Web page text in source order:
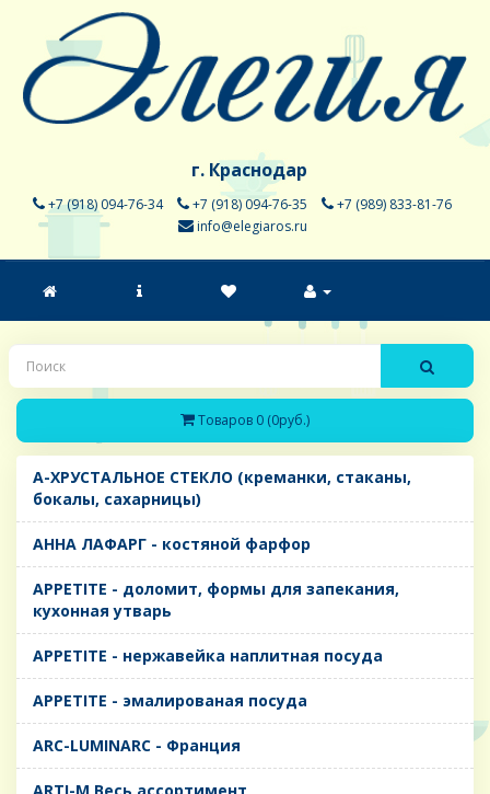
г. Краснодар
+7 (918) 094-76-34 +7 (918) 094-76-35
+7 (989) 833-81-76
info@elegiaros.ru
Товаров 0 (0руб.)
A-ХРУСТАЛЬНОЕ СТЕКЛО (креманки, стаканы,
бокалы, сахарницы)
AHHA ЛАФАРГ - костяной фарфор
APPETITE - доломит, формы для запекания,
кухонная утварь
APPETITE - нержавейка наплитная посуда
APPETITE - эмалированая посуда
ARC-LUMINARC - Франция